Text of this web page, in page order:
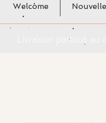
Welcome
Livraison partout